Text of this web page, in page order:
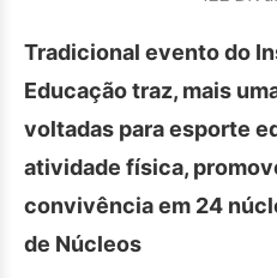
Tradicional evento do
Educação traz, mais
voltadas para esporte
atividade física,
convivência em 24
de Núcleos